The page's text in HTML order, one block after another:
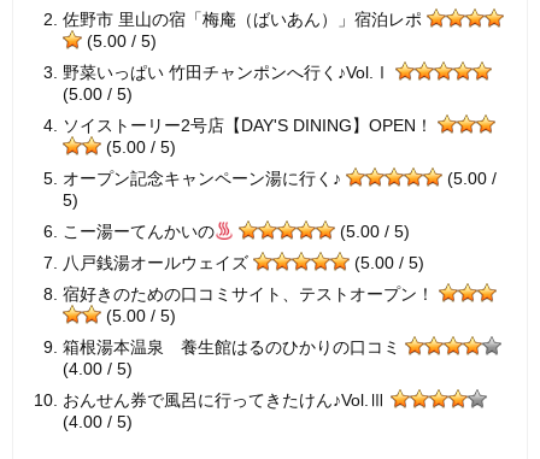
佐野市 里山の宿「梅庵（ばいあん）」宿泊レポ
(5.00 / 5)
野菜いっぱい 竹田チャンポンへ行く♪Vol.Ⅰ
(5.00 / 5)
ソイストーリー2号店【DAY'S DINING】OPEN！
(5.00 / 5)
オープン記念キャンペーン湯に行く♪
(5.00 /
5)
こー湯ーてんかいの
(5.00 / 5)
八戸銭湯オールウェイズ
(5.00 / 5)
宿好きのための口コミサイト、テストオープン！
(5.00 / 5)
箱根湯本温泉 養生館はるのひかりの口コミ
(4.00 / 5)
おんせん券で風呂に行ってきたけん♪Vol.Ⅲ
(4.00 / 5)